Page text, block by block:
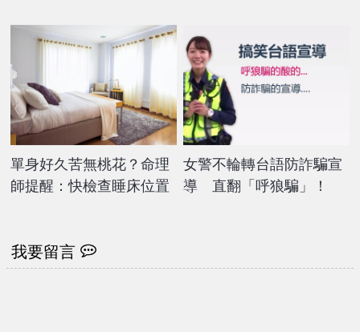
單身好久苦無桃花？命理
師提醒：快檢查睡床位置
女警不輪轉台語防詐騙宣
導 直翻「呼狼騙」！
我要留言